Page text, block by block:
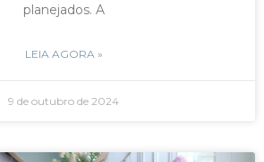
planejados. A
LEIA AGORA »
9 de outubro de 2024